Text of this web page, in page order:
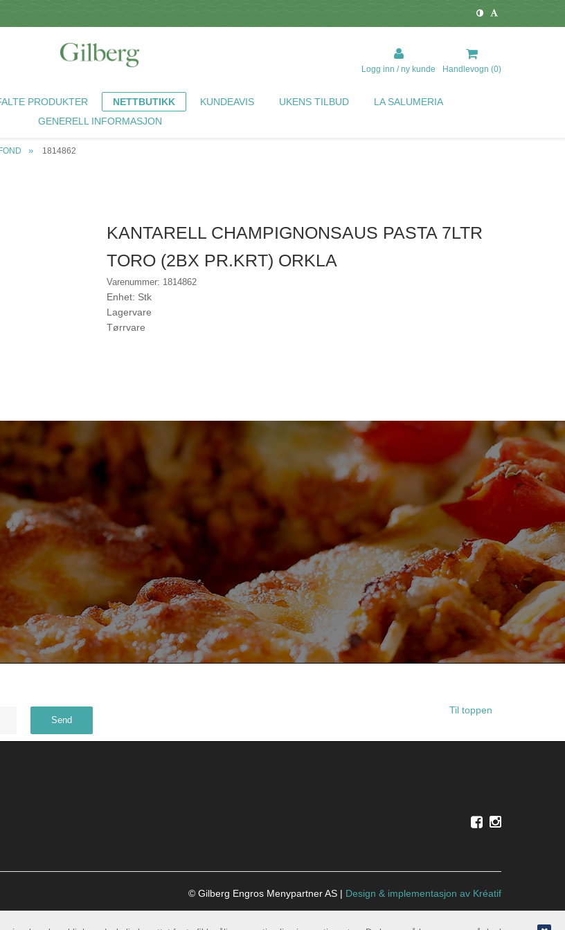
Logg inn / ny kunde Handlevogn (0)
PRODUKTER NETTBUTIKK KUNDEAVIS UKENS TILBUD
LA SALUMERIA
GENERELL INFORMASJON
1814862
KANTARELL CHAMPIGNONSAUS PASTA 7LTR
TORO (2BX PR.KRT) ORKLA
Varenummer: 1814862
Enhet: Stk
Lagervare
Tørrvare
Til toppen
© Gilberg Engros Menypartner AS | Design & implementasjon av Kréatif